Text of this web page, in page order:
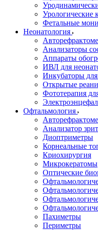
Урологические
Фетальные
Неонатология
Анализаторы
Аппараты
ИВЛ для
Инкубаторы
Открытые
Фототерапия
Офтальмология
Анализатор
Диоптриметры
Корнеальные
Криохирургия
Микрокератомы
Оптические
Пахиметры
Периметры